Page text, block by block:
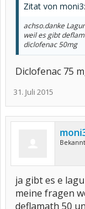
Zitat von moni3:
achso.danke
weil es gibt
diclofenac 50mg
Diclofenac 75
31. Juli 2015
ja gibt es e
meine fragen
deflamath 50